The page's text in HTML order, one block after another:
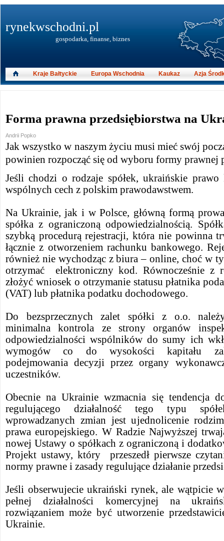
Forma prawna przedsiębiorstwa na
Andrii Popko
Jak wszystko w naszym życiu musi mieć swój
powinien rozpocząć się od wyboru formy prawnej
Jeśli chodzi o rodzaje spółek, ukraińskie
wspólnych cech z polskim prawodawstwem.
Na Ukrainie, jak i w Polsce, główną formą
spółka z ograniczoną odpowiedzialnością.
szybką procedurą rejestracji, która nie powinna
łącznie z otworzeniem rachunku bankowego.
również nie wychodząc z biura – online, choć w
otrzymać elektroniczny kod. Równocześnie z
złożyć wniosek o otrzymanie statusu płatnika
(VAT) lub płatnika podatku dochodowego.
Do bezsprzecznych zalet spółki z o.o. należy
minimalna kontrola ze strony organów
odpowiedzialności wspólników do sumy ich
wymogów co do wysokości kapitału
podejmowania decyzji przez organy
uczestników.
Obecnie na Ukrainie wzmacnia się tendencja
regulującego działalność tego typu
wprowadzanych zmian jest ujednolicenie
prawa europejskiego. W Radzie Najwyższej
nowej Ustawy o spółkach z ograniczoną i
Projekt ustawy, który przeszedł pierwsze
normy prawne i zasady regulujące działanie
Jeśli obserwujecie ukraiński rynek, ale wątpicie
pełnej działalności komercyjnej na
rozwiązaniem może być utworzenie
Ukrainie.
rynekwschodni.pl
gospodarka, finanse, biznes
Kraje Bałtyckie Europa Wschodnia Kaukaz Azja